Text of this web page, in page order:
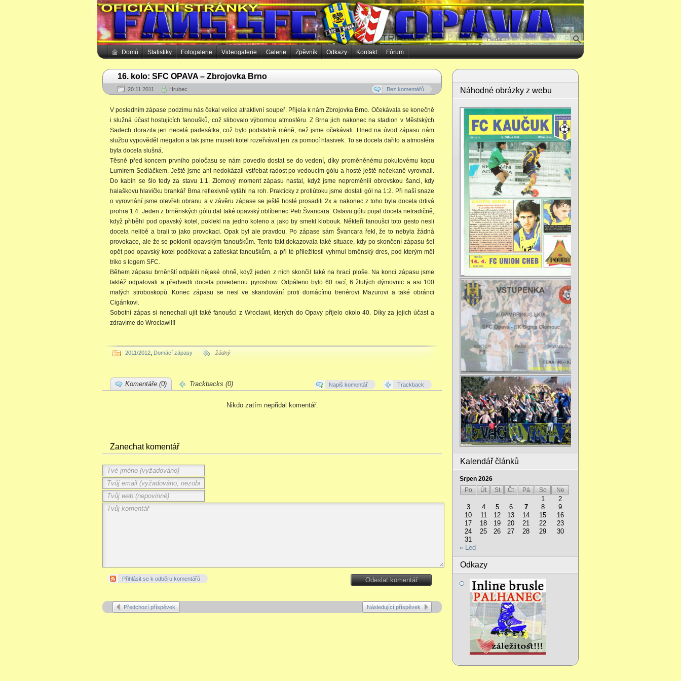
Domů Statistiky Fotogalerie Videogalerie Galerie Zpěvník Odkazy Kontakt Fórum
Náhodné obrázky z webu
Kalendář článků
Srpen 2026
Po
Út St Čt Pá So Ne
1
2
3
4 5 6 7 8
9
10
11 12 13 14 15
16
17
18 19 20 21 22
23
24
25 26 27 28 29
30
31
« Led
Odkazy
16. kolo: SFC OPAVA – Zbrojovka Brno
20.11.2011 Hrubec Bez komentářů
V posledním zápase podzimu nás čekal velice atraktivní soupeř. Přijela k nám Zbrojovka Brno. Očekávala se konečně
i služná účast hostujících fanoušků, což slibovalo výbornou atmosféru. Z Brna jich nakonec na stadion v Městských
Sadech dorazila jen necelá padesátka, což bylo podstatně méně, než jsme očekávali. Hned na úvod zápasu nám
službu vypověděl megafon a tak jsme museli kotel rozeřvávat jen za pomocí hlasivek. To se docela dařilo a atmosféra
byla docela slušná.
Těsně před koncem prvního poločasu se nám povedlo dostat se do vedení, díky proměněnému pokutovému kopu
Lumírem Sedláčkem. Ještě jsme ani nedokázali vstřebat radost po vedoucím gólu a hosté ještě nečekaně vyrovnali.
Do kabin se šlo tedy za stavu 1:1. Zlomový moment zápasu nastal, když jsme neproměnili obrovskou šanci, kdy
halaškovu hlavičku brankář Brna reflexivně vytáhl na roh. Prakticky z protiútoku jsme dostali gól na 1:2. Při naší snaze
o vyrovnání jsme otevřeli obranu a v závěru zápase se ještě hosté prosadili 2x a nakonec z toho byla docela drtivá
prohra 1:4. Jeden z brněnských gólů dal také opavský oblíbenec Petr Švancara. Oslavu gólu pojal docela netradičně,
když přiběhl pod opavský kotel, poklekl na jedno koleno a jako by smekl klobouk. Někteří fanoušci toto gesto nesli
docela nelibě a brali to jako provokaci. Opak byl ale pravdou. Po zápase sám Švancara řekl, že to nebyla žádná
provokace, ale že se poklonil opavským fanouškům. Tento fakt dokazovala také situace, kdy po skončení zápasu šel
opět pod opavský kotel poděkovat a zatleskat fanouškům, a při té příležitosti vyhrnul brněnský dres, pod kterým měl
triko s logem SFC.
Během zápasu brněnští odpálili nějaké ohně, když jeden z nich skončil také na hrací ploše. Na konci zápasu jsme
taktéž odpalovali a předvedli docela povedenou pyroshow. Odpáleno bylo 60 rací, 6 žlutých dýmovnic a asi 100
malých stroboskopů. Konec zápasu se nesl ve skandování proti domácímu trenérovi Mazurovi a také obránci
Cigánkovi.
Sobotní zápas si nenechali ujít také fanoušci z Wroclawi, kterých do Opavy přijelo okolo 40. Díky za jejich účast a
zdravíme do Wroclawi!!!
2011/2012 Domácí zápasy žádný
Komentáře (0) Trackbacks (0) Napiš komentář Trackback
Nikdo zatím nepřidal komentář.
Zanechat komentář
Přihlásit se k odběru komentářů Odeslat komentář
Předchozí příspěvek Následující příspěvek